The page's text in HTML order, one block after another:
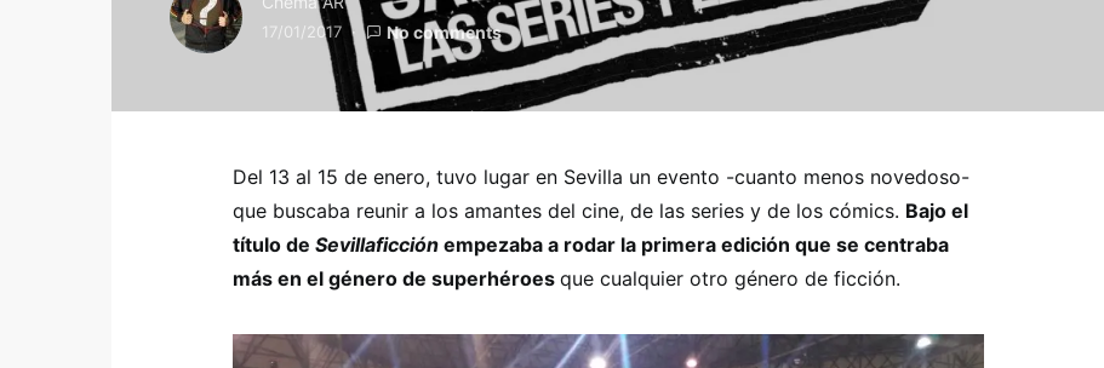
17/01/2017 No comments
Del 13 al 15 de enero, tuvo lugar en Sevilla un evento -cuanto menos novedoso-
que buscaba reunir a los amantes del cine, de las series y de los cómics. Bajo el
título de Sevillaficción empezaba a rodar la primera edición que se centraba
más en el género de superhéroes que cualquier otro género de ficción.